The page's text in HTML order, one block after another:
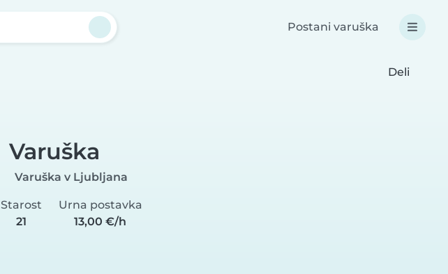
Postani varuška
Deli
Varuška
Varuška v Ljubljana
Starost
21
Urna postavka
13,00 €/h